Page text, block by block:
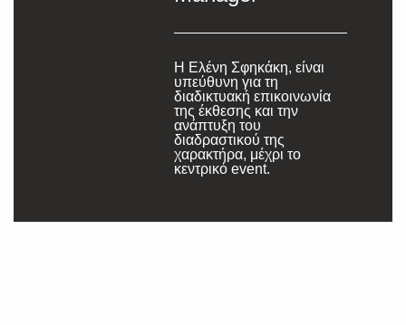
Η Ελένη Σφηκάκη, είναι
υπεύθυνη για τη
διαδικτυακή επικοινωνία
της έκθεσης και την
ανάπτυξη του
διαδραστικού της
χαρακτήρα, μέχρι το
κεντρικό event.